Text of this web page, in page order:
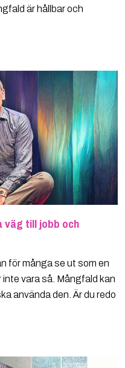
är hållbar och
väg till jobb och
för många se ut som en
vara så. Mångfald kan
använda den. Är du redo